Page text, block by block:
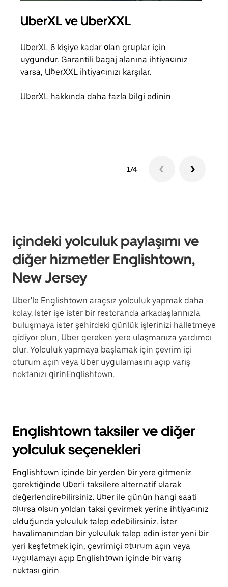
UberXL ve UberXXL
UberXL 6 kişiye kadar olan gruplar için
uygundur. Garantili bagaj alanına ihtiyacınız
varsa, UberXXL ihtiyacınızı karşılar.
UberXL hakkında daha fazla bilgi edinin
1/4
içindeki yolculuk paylaşımı ve
diğer hizmetler Englishtown,
New Jersey
Uber'le Englishtown araçsız yolculuk yapmak daha
kolay. İster işe ister bir restoranda arkadaşlarınızla
buluşmaya ister şehirdeki günlük işlerinizi halletmeye
gidiyor olun, Uber gereken yere ulaşmanıza yardımcı
olur. Yolculuk yapmaya başlamak için çevrim içi
oturum açın veya Uber uygulamasını açıp varış
noktanızı girinEnglishtown.
Englishtown taksiler ve diğer
yolculuk seçenekleri
Englishtown içinde bir yerden bir yere gitmeniz
gerektiğinde Uber’i taksilere alternatif olarak
değerlendirebilirsiniz. Uber ile günün hangi saati
olursa olsun yoldan taksi çevirmek yerine ihtiyacınız
olduğunda yolculuk talep edebilirsiniz. İster
havalimanından bir yolculuk talep edin ister yeni bir
yeri keşfetmek için, çevrimiçi oturum açın veya
uygulamayı açıp Englishtown içinde bir varış
noktası girin.